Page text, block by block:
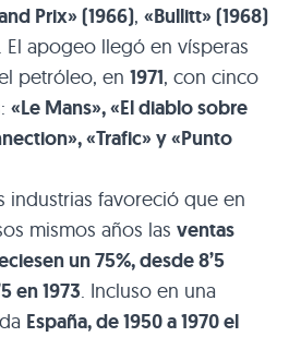
Prix» (1966), «Bullitt» (1968)
. El apogeo llegó en vísperas
petróleo, en 1971, con cinco
«Le Mans», «El diablo sobre
«Trafic» y «Punto
industrias favoreció que en
mismos años las ventas
un 75%, desde 8’5
en 1973 . Incluso en una
España, de 1950 a 1970 el